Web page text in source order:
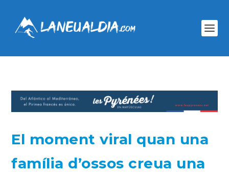
El moment viral quan una
família d’ossos creua una